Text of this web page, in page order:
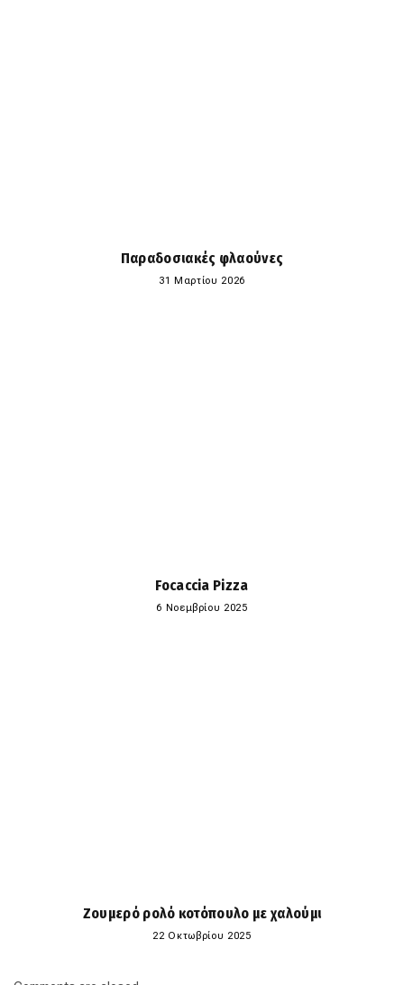
Παραδοσιακές φλαούνες
31 Μαρτίου 2026
Focaccia Pizza
6 Νοεμβρίου 2025
Ζουμερό ρολό κοτόπουλο με χαλούμι
22 Οκτωβρίου 2025